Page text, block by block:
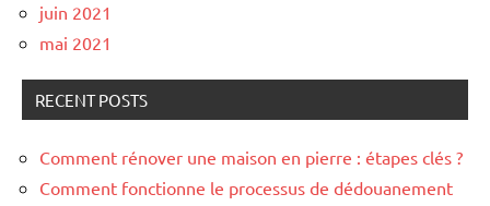
juin 2021
mai 2021
RECENT POSTS
Comment rénover une maison en pierre : étapes clés ?
Comment fonctionne le processus de dédouanement